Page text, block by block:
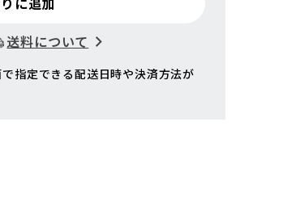
送料について
指定できる配送日時や決済方法が